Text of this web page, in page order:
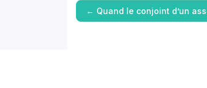
← Quand le conjoint d’un